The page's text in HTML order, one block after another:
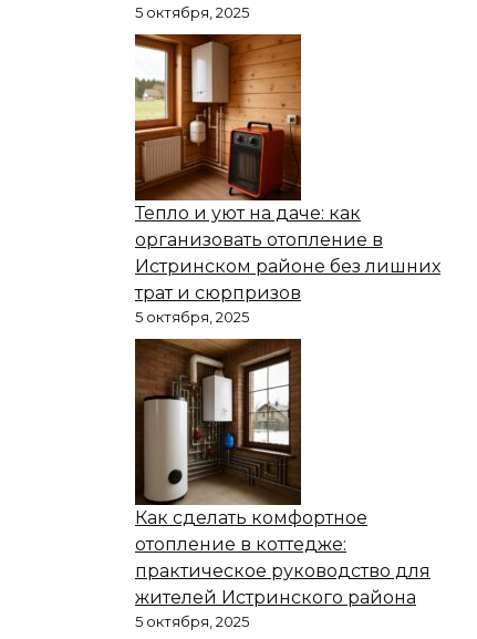
5 октября, 2025
Тепло и уют на даче: как
организовать отопление в
Истринском районе без лишних
трат и сюрпризов
5 октября, 2025
Как сделать комфортное
отопление в коттедже:
практическое руководство для
жителей Истринского района
5 октября, 2025